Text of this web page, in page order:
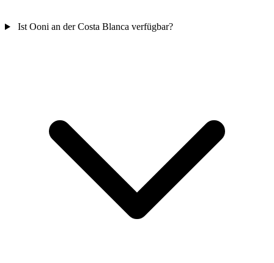
Ist Ooni an der Costa Blanca verfügbar?